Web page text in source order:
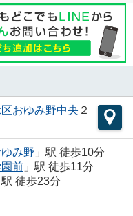
おゆみ野中央 ２
み野 」駅 徒歩10分
前」駅 徒歩11分
駅 徒歩23分